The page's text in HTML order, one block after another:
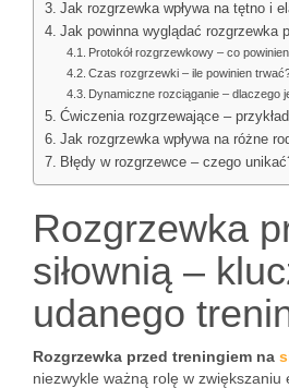
Jak rozgrzewka wpływa na tętno i
Jak powinna wyglądać rozgrzewka
Protokół rozgrzewkowy – co
Czas rozgrzewki – ile powinien
Dynamiczne rozciąganie – dlaczego
Ćwiczenia rozgrzewające –
Jak rozgrzewka wpływa na różne
Błędy w rozgrzewce – czego
Rozgrzewka
siłownią –
udanego
Rozgrzewka przed treningiem na
niezwykle ważną rolę w zwiększaniu